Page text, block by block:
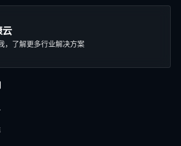
云
，了解更多行业解决方案